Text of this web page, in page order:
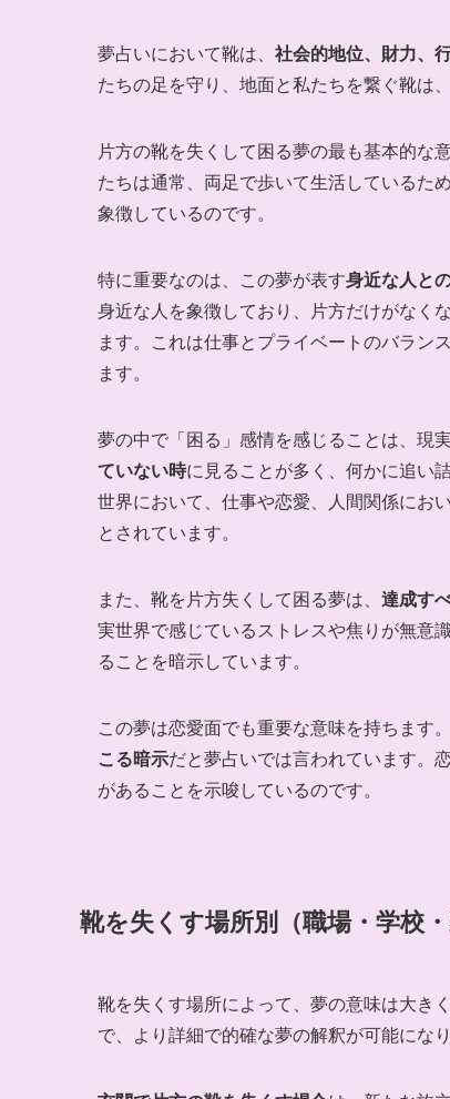
夢占いにおいて靴は、 社会的地位、財力、
たちの足を守り、地面と私たちを繋ぐ靴は
片方の靴を失くして困る夢の最も基本的な意
たちは通常、両足で歩いて生活しているた
象徴しているのです。
特に重要なのは、この夢が表す身近な人と
身近な人を象徴しており、片方だけがなく
ます。これは仕事とプライベートのバラン
ます。
夢の中で「困る」感情を感じることは、現
ていない時に見ることが多く、何かに追い
世界において、仕事や恋愛、人間関係にお
とされています。
また、靴を片方失くして困る夢は、 達成す
実世界で感じているストレスや焦りが無意
ることを暗示しています。
この夢は恋愛面でも重要な意味を持ちます
こる暗示だと夢占いでは言われています。
があることを示唆しているのです。
靴を失くす場所別（職場・学校
靴を失くす場所によって、夢の意味は大き
で、より詳細で的確な夢の解釈が可能になり